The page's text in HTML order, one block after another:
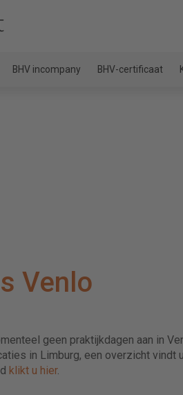
BHV incompany BHV-certificaat
Venlo
geen praktijkdagen aan in
in Limburg, een overzicht vindt
klikt u hier.